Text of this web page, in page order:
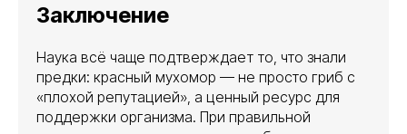
Заключение
Наука всё чаще подтверждает то, что знали
предки: красный мухомор — не просто гриб с
«плохой репутацией», а ценный ресурс для
поддержки организма. При правильной